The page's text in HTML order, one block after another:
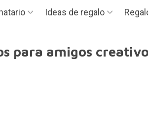
Ideas de regalo
para amigos